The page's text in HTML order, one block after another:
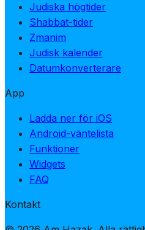
Judiska högtider
Shabbat-tider
Zmanim
Judisk kalender
Datumkonverterare
App
Ladda ner för iOS
Android-väntelista
Funktioner
Widgets
FAQ
Kontakt